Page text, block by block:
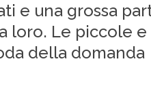
e una grossa
loro. Le piccole
della domanda